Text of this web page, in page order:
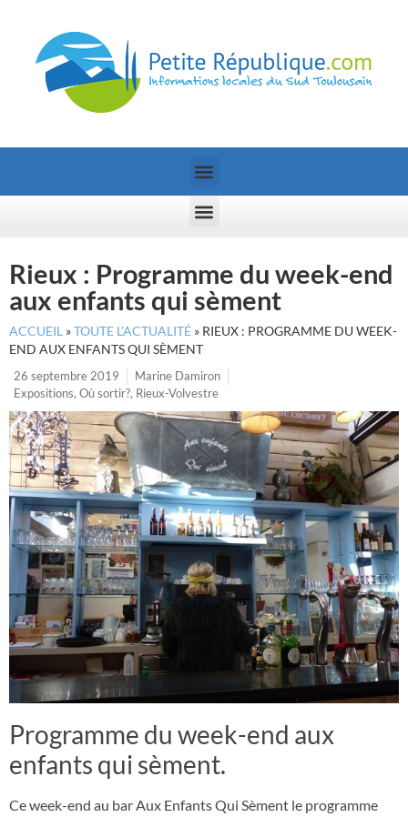
Rieux : Programme du week-end
aux enfants qui sèment
ACCUEIL »TOUTE L’ACTUALITÉ » RIEUX : PROGRAMME DU WEEK-
END AUX ENFANTS QUI SÈMENT
26 septembre 2019
Marine Damiron
Expositions, Où sortir?, Rieux-Volvestre
Programme du week-end aux
enfants qui sèment.
Ce week-end au bar Aux Enfants Qui Sèment le programme